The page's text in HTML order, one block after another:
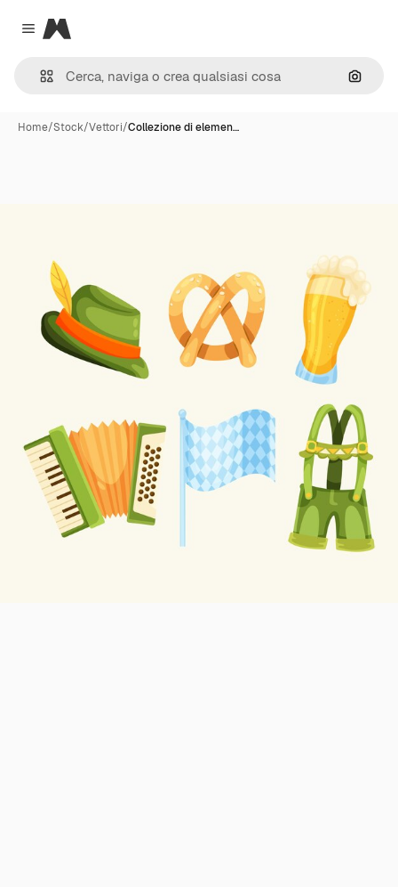
Close menu
Magnific
Cerca
Home/Stock/Vettori/Collezione di elemen…